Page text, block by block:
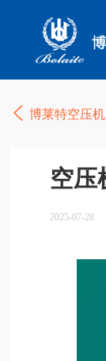
博莱特空压机
空压
2025-07-28